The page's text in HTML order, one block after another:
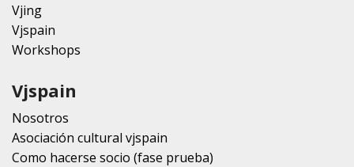
Vjing
Vjspain
Workshops
Vjspain
Nosotros
Asociación cultural vjspain
Como hacerse socio (fase prueba)